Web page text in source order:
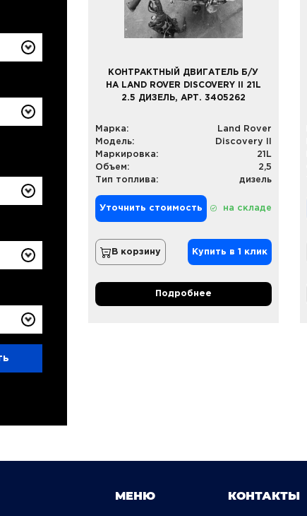
КОНТРАКТНЫЙ ДВИГАТЕЛЬ Б/У
НА LAND ROVER DISCOVERY II 21L
2.5 ДИЗЕЛЬ, АРТ. 3405262
Марка:
Land Rover
Модель:
Discovery II
Маркировка:
21L
Объем:
2,5
Тип топлива:
дизель
Уточнить стоимость на складе
В корзину Купить в 1 клик
Подробнее
МЕНЮ КОНТАКТЫ